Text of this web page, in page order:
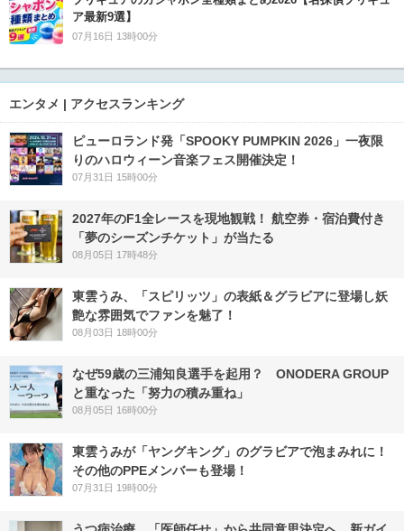
ア最新9選】
07月16日 13時00分
エンタメ | アクセスランキング
ピューロランド発「SPOOKY PUMPKIN 2026」一夜限
りのハロウィーン音楽フェス開催決定！
07月31日 15時00分
2027年のF1全レースを現地観戦！ 航空券・宿泊費付き
「夢のシーズンチケット」が当たる
08月05日 17時48分
東雲うみ、「スピリッツ」の表紙＆グラビアに登場し妖
艶な雰囲気でファンを魅了！
08月03日 18時00分
なぜ59歳の三浦知良選手を起用？ ONODERA GROUP
と重なった「努力の積み重ね」
08月05日 16時00分
東雲うみが「ヤングキング」のグラビアで泡まみれに！
その他のPPEメンバーも登場！
07月31日 19時00分